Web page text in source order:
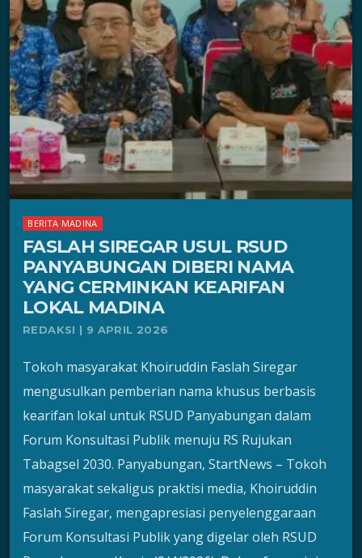
BERITA MADINA
FASLAH SIREGAR USUL RSUD
PANYABUNGAN DIBERI NAMA
YANG CERMINKAN KEARIFAN
LOKAL MADINA
REDAKSI | 9 APRIL 2026
Tokoh masyarakat Khoiruddin Faslah Siregar
mengusulkan pemberian nama khusus berbasis
kearifan lokal untuk RSUD Panyabungan dalam
Forum Konsultasi Publik menuju RS Rujukan
Tabagsel 2030. Panyabungan, StartNews – Tokoh
masyarakat sekaligus praktisi media, Khoiruddin
Faslah Siregar, mengapresiasi penyelenggaraan
Forum Konsultasi Publik yang digelar oleh RSUD